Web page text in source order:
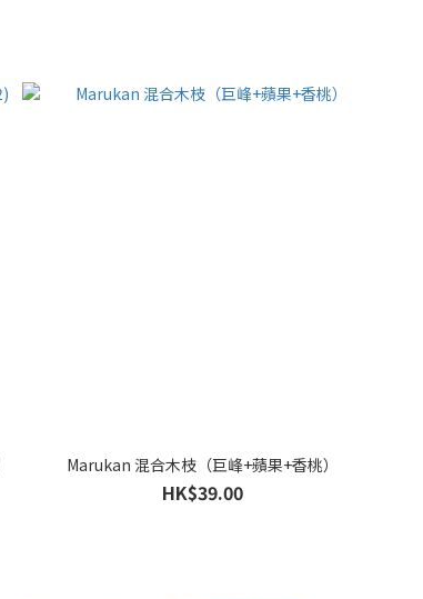
Marukan 混合木枝（巨峰+蘋果+香桃）
HK$39.00